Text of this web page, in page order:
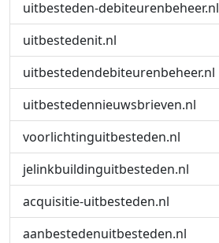
uitbesteden-debiteurenbeheer.nl
uitbestedenit.nl
uitbestedendebiteurenbeheer.nl
uitbestedennieuwsbrieven.nl
voorlichtinguitbesteden.nl
jelinkbuildinguitbesteden.nl
acquisitie-uitbesteden.nl
aanbestedenuitbesteden.nl